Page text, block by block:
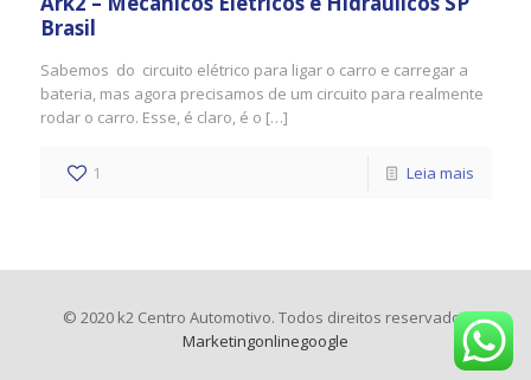
Brasil
Sabemos do circuito elétrico para ligar o carro e carregar a
bateria, mas agora precisamos de um circuito para realmente
rodar o carro. Esse, é claro, é o […]
1 Leia mais
© 2020 k2 Centro Automotivo. Todos direitos reservados
Marketingonlinegoogle